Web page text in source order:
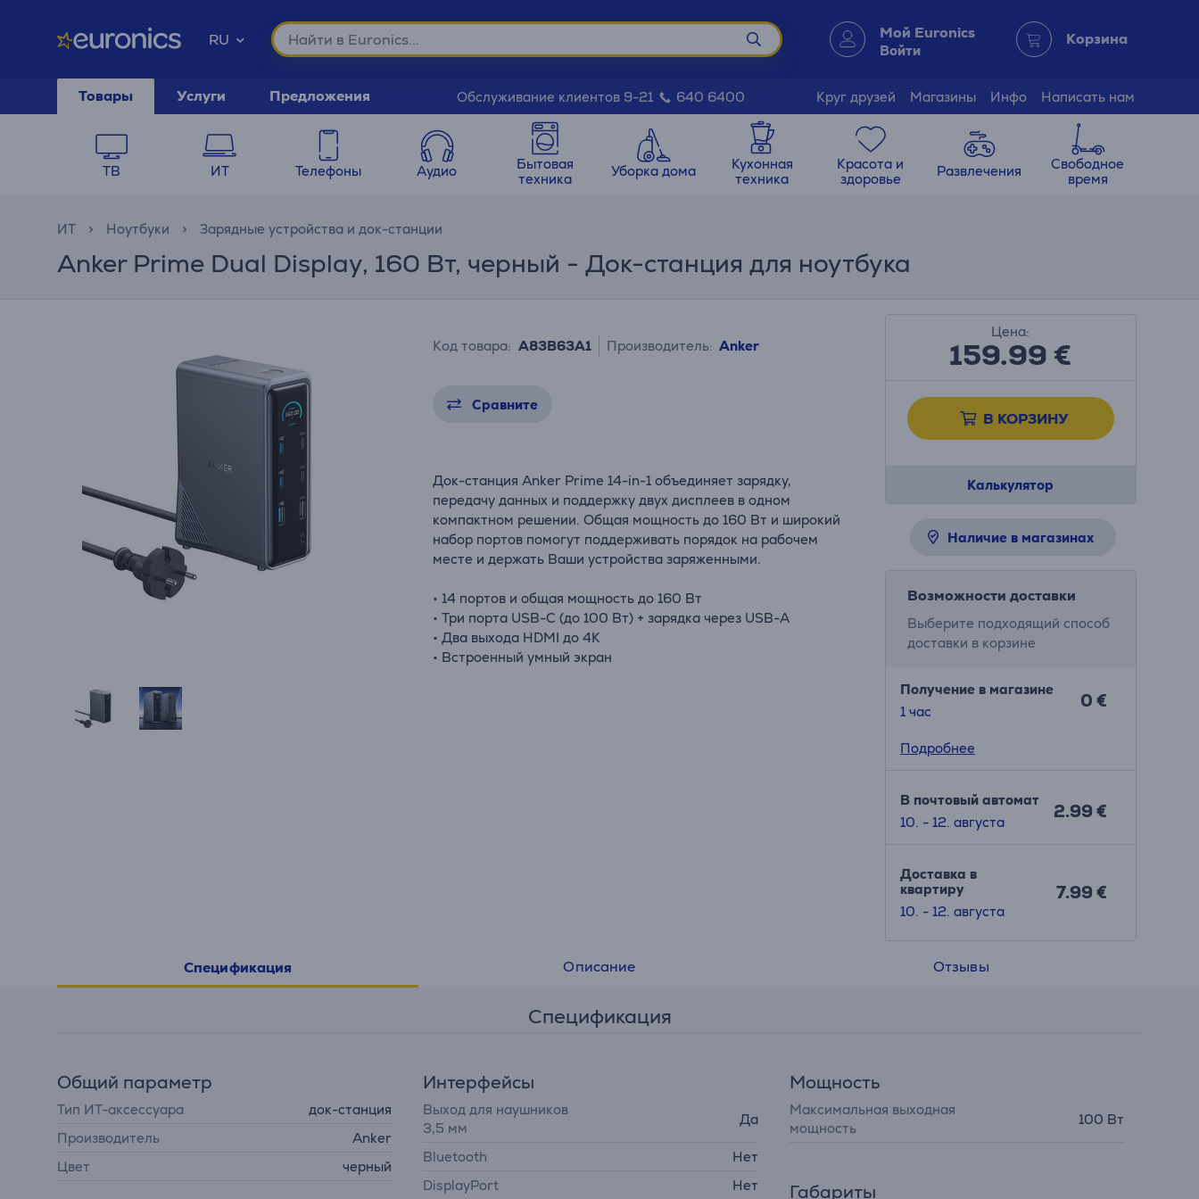
RU Мой Euronics
Войти
Корзина
Товары Услуги Предложения Обслуживание клиентов 9-21 640 6400 Круг друзей Магазины Инфо Написать нам
ТВ ИТ Телефоны Аудио
Бытовая
техника
Уборка дома
Кухонная
техника
Красота и
здоровье
Развлечения
Свободное
время
ИТ Ноутбуки Зарядные устройства и док-станции
Anker Prime Dual Display, 160 Вт, черный - Док-станция для ноутбука
Код товара: A83B63A1 Производитель: Anker
Сравните
Док-станция Anker Prime 14-in-1 объединяет зарядку,
передачу данных и поддержку двух дисплеев в одном
компактном решении. Общая мощность до 160 Вт и широкий
набор портов помогут поддерживать порядок на рабочем
месте и держать Ваши устройства заряженными.
• 14 портов и общая мощность до 160 Вт
• Три порта USB-C (до 100 Вт) + зарядка через USB-A
• Два выхода HDMI до 4K
• Встроенный умный экран
Цена:
159.99€
В КОРЗИНУ
Калькулятор
Наличие в магазинах
Возможности доставки
Выберите подходящий способ
доставки в корзине
Получение в магазине
1 час
0 €
Подробнее
В почтовый автомат
10. - 12. августа
2.99 €
Доставка в
квартиру
10. - 12. августа
7.99 €
Спецификация Описание Отзывы
Спецификация
Общий параметр
Тип ИТ-аксессуара
док-станция
Производитель
Anker
Цвет
черный
Интерфейсы
Выход для наушников
3,5 мм
Да
Bluetooth
Нет
DisplayPort
Нет
Мощность
Максимальная выходная
мощность
100 Вт
Габариты